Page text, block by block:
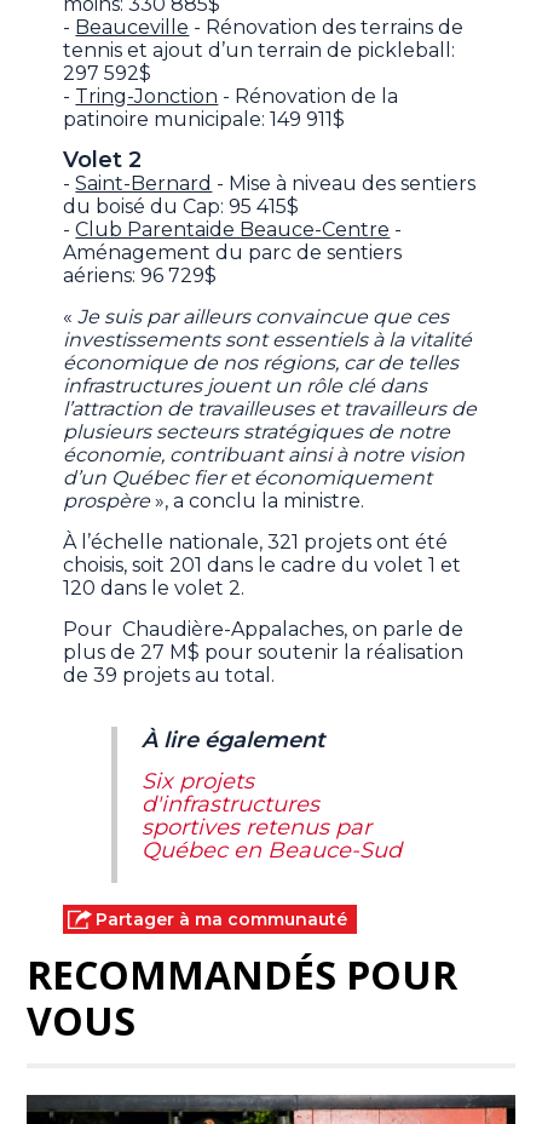
- Beauceville - Rénovation des terrains de
tennis et ajout d’un terrain de pickleball:
297 592$
- Tring-Jonction - Rénovation de la
patinoire municipale: 149 911$
Volet 2
-Saint-Bernard - Mise à niveau des sentiers
du boisé du Cap: 95 415$
-Club Parentaide Beauce-Centre -
Aménagement du parc de sentiers
aériens: 96 729$
« Je suis par ailleurs convaincue que ces
investissements sont essentiels à la vitalité
économique de nos régions, car de telles
infrastructures jouent un rôle clé dans
l’attraction de travailleuses et travailleurs de
plusieurs secteurs stratégiques de notre
économie, contribuant ainsi à notre vision
d’un Québec fier et économiquement
prospère», a conclu la ministre.
À l’échelle nationale, 321 projets ont été
choisis, soit 201 dans le cadre du volet 1 et
120 dans le volet 2.
Pour Chaudière-Appalaches, on parle de
plus de 27 M$ pour soutenir la réalisation
de 39 projets au total.
À lire également
Six projets
d'infrastructures
sportives retenus par
Québec en Beauce-Sud
Partager à ma communauté
RECOMMANDÉS POUR
VOUS